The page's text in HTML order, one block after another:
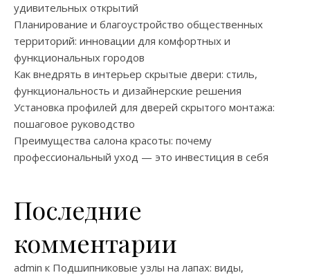
удивительных открытий
Планирование и благоустройство общественных
территорий: инновации для комфортных и
функциональных городов
Как внедрять в интерьер скрытые двери: стиль,
функциональность и дизайнерские решения
Установка профилей для дверей скрытого монтажа:
пошаговое руководство
Преимущества салона красоты: почему
профессиональный уход — это инвестиция в себя
Последние
комментарии
admin к Подшипниковые узлы на лапах: виды,